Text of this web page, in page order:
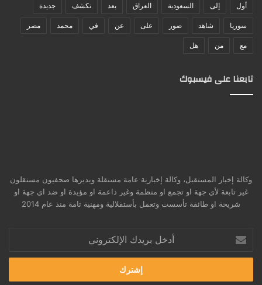
أول إلى السعودية العراق بعد تكشف جديدة
سوريا شاهد صور على عن في محمد مصر
مع من هل
تابعنا على فيسبوك
وكالة إخبار المستقبل، وكالة إخبارية عامة مستقلة ويديرها صحفيون مستقلون
غير تابعة لأي جهة او تجمع او منظمة وغير داعمة او مؤيدة او ضد اي جهة او
شريحة او طائفة تأسست وتعمل بأستقلالية ومهنية تامة منذ عام 2014
بريدك
الإلكتروني